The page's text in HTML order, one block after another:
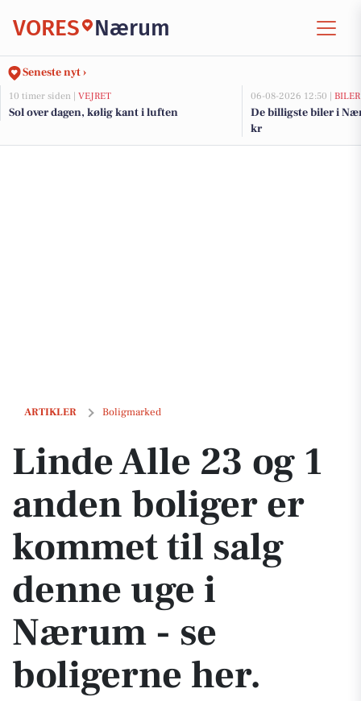
VORES Nærum
Seneste nyt ›
10 timer siden | VEJRET
Sol over dagen, kølig kant i luften
06-08-2026 12:50 | BILER
De billigste biler i
kr
ARTIKLER Boligmarked
Linde Alle 23 og 1 anden boliger er kommet til salg denne uge i
Linde Alle 23 og 1
anden boliger er
kommet til salg
denne uge i
Nærum - se
boligerne her.